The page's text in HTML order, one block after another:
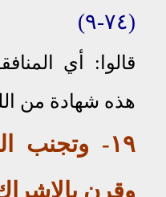
(٧٤-٩)
قالوا: أي
هذه شهادة من
١٩- وتجنب
وقرن